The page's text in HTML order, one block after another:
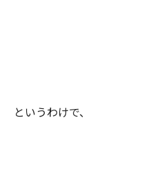
というわけで、